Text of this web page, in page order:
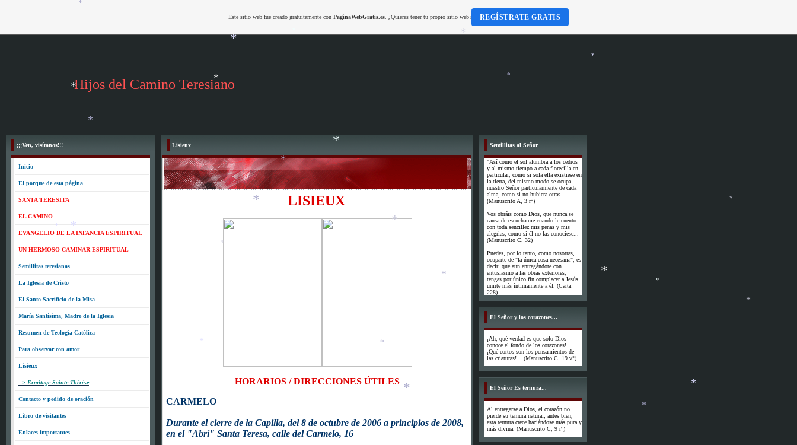
Hijos del Camino Teresiano
¡¡¡Ven, visítanos!!!
Inicio
El porque de esta página
SANTA TERESITA
EL CAMINO
EVANGELIO DE LA INFANCIA ESPIRITUAL
UN HERMOSO CAMINAR ESPIRITUAL
Semillitas teresianas
La Iglesia de Cristo
El Santo Sacrifício de la Misa
María Santísima, Madre de la Iglesia
Resumen de Teología Católica
Para observar con amor
Lisieux
=> Ermitage Sainte Thérèse
Contacto y pedido de oración
Libro de visitantes
Enlaces importantes
Lisieux
LISIEUX
HORARIOS / DIRECCIONES ÚTILES
CARMELO
Durante el cierre de la Capilla, del 8 de octubre de 2006 a principios de 2008,
en el "Abri" Santa Teresa, calle del Carmelo, 16
Semillitas al Señor
"Así como el sol alumbra a los cedros
y al mismo tiempo a cada florecilla en
particular, como si sola ella existiese en
la tierra, del mismo modo se ocupa
nuestro Señor particularmente de cada
alma, como si no hubiera otras.
(Manuscrito A, 3 r°)
---------------------------
Vos obráis como Dios, que nunca se
cansa de escucharme cuando le cuento
con toda sencillez mis penas y mis
alegrías, como si él no las conociese...
(Manuscrito C, 32)
---------------------------
Puedes, por lo tanto, como nosotras,
ocuparte de "la única cosa necesaria", es
decir, que aun entregándote con
entusiasmo a las obras exteriores,
tengas por único fin complacer a Jesús,
unirte más íntimamente a él. (Carta
228)
El Señor y los corazones...
¡Ah, qué verdad es que sólo Dios
conoce el fondo de los corazones!...
¡Qué cortos son los pensamientos de
las criaturas!... (Manuscrito C, 19 v°)
El Señor Es ternura...
Al entregarse a Dios, el corazón no
pierde su ternura natural; antes bien,
esta ternura crece haciéndose más pura y
más divina. (Manuscrito C, 9 r°)
Este sitio web fue creado gratuitamente con PaginaWebGratis.es. ¿Quieres tener tu propio sitio web? REGÍSTRATE GRATIS
*
*
*
*
*
*